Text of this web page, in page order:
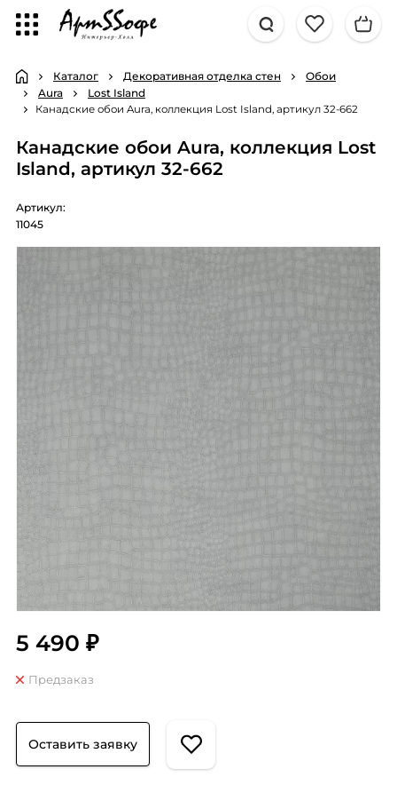
Каталог Декоративная отделка стен
Обои
Aura
Lost Island
Канадские обои Aura, коллекция Lost Island, артикул 32-662
Канадские обои Aura, коллекция Lost
Island, артикул 32-662
Артикул:
11045
5 490 ₽
Предзаказ
Оставить заявку